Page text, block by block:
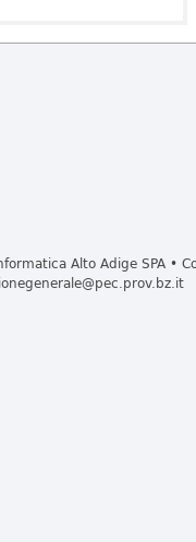
Alto Adige SPA •